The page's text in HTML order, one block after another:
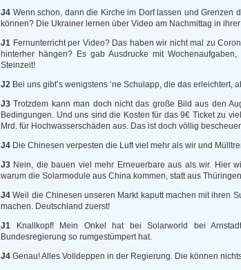
J4 Wenn schon, dann die Kirche im Dorf lassen und Grenzen
können? Die Ukrainer lernen über Video am Nachmittag in
J1 Fernunterricht per Video? Das haben wir nicht mal zu
hinterher hängen? Es gab Ausdrucke mit
Steinzeit!
J2 Bei uns gibt’s wenigstens ‘ne Schulapp, die das erleichtert,
J3 Trotzdem kann man doch nicht das große Bild aus den
Bedingungen. Und uns sind die Kosten für das 9€ Ticket zu
Mrd. für Hochwasserschäden aus. Das ist doch völlig
J4 Die Chinesen verpesten die Luft viel mehr als wir und
J3 Nein, die bauen viel mehr Erneuerbare aus als wir. Hier
warum die Solarmodule aus China kommen, statt aus
J4 Weil die Chinesen unseren Markt kaputt machen mit ihren
machen. Deutschland zuerst!
J1 Knallkopf! Mein Onkel hat bei Solarworld bei
Bundesregierung so rumgestümpert hat.
J4 Genau! Alles Volldeppen in der Regierung. Die können